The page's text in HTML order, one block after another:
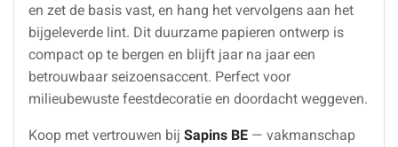
en zet de basis vast, en hang het vervolgens aan het
bijgeleverde lint. Dit duurzame papieren ontwerp is
compact op te bergen en blijft jaar na jaar een
betrouwbaar seizoensaccent. Perfect voor
milieubewuste feestdecoratie en doordacht weggeven.
Koop met vertrouwen bij Sapins BE — vakmanschap